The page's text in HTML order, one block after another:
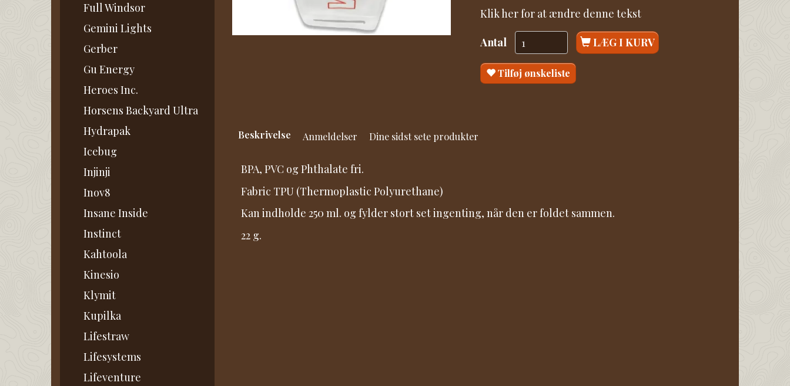
Full Windsor
Gemini Lights
Gerber
Gu Energy
Heroes Inc.
Horsens Backyard Ultra
Hydrapak
Icebug
Injinji
Inov8
Insane Inside
Instinct
Kahtoola
Kinesio
Klymit
Kupilka
Lifestraw
Lifesystems
Lifeventure
Klik her for at ændre denne tekst
Antal LÆG I KURV
Tilføj ønskeliste
Beskrivelse Anmeldelser Dine sidst sete produkter
BPA, PVC og Phthalate fri.
Fabric TPU (Thermoplastic Polyurethane)
Kan indholde 250 ml. og fylder stort set ingenting, når den er foldet sammen.
22 g.